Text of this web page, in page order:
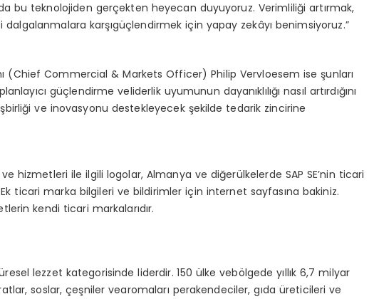
bu teknolojiden gerçekten heyecan duyuyoruz. Verimliliği artırmak,
dalgalanmalara karşıgüçlendirmek için yapay zekâyı benimsiyoruz.”
(Chief Commercial & Markets Officer) Philip Vervloesem iseşunları
planlayıcı güçlendirme veliderlik uyumunun dayanıklılığı nasıl artırdığını
birliği ve inovasyonu destekleyecek şekilde tedarik zincirine
ve hizmetleri ileilgili logolar, Almanya ve diğerülkelerde SAP SE’nin ticari
Ek ticari marka bilgileri ve bildirimler için internet sayfasına bakiniz.
kendi ticari markalarıdır.
lezzet kategorisinde liderdir. 150 ülke vebölgede yıllık 6,7milyar
,soslar,çeşniler vearomaları perakendeciler,gıda üreticileri ve